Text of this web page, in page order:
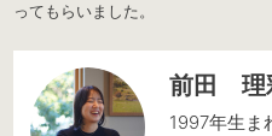
ってもらいました。
前田 理
1997年生ま